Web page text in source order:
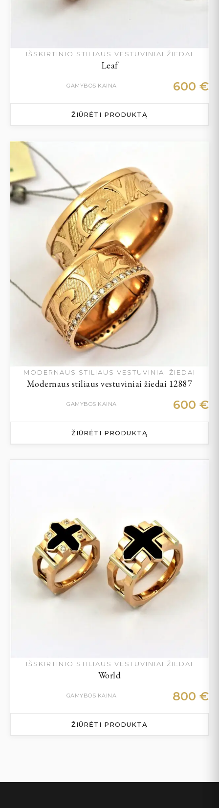
IŠSKIRTINIO STILIAUS VESTUVINIAI ŽIEDAI
Leaf
GAMYBOS KAINA 600 €
ŽIŪRĖTI PRODUKTĄ
MODERNAUS STILIAUS VESTUVINIAI ŽIEDAI
Modernaus stiliaus vestuviniai žiedai 12887
GAMYBOS KAINA 600 €
ŽIŪRĖTI PRODUKTĄ
IŠSKIRTINIO STILIAUS VESTUVINIAI ŽIEDAI
World
GAMYBOS KAINA 800 €
ŽIŪRĖTI PRODUKTĄ